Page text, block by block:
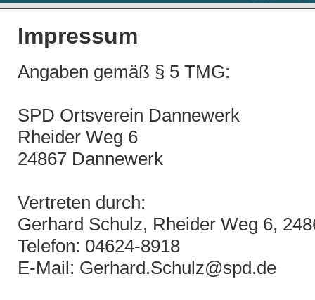
Impressum
Angaben gemäß § 5 TMG:
SPD Ortsverein Dannewerk
Rheider Weg 6
24867 Dannewerk
Vertreten durch:
Gerhard Schulz, Rheider Weg 6,
Telefon: 04624-8918
E-Mail: Gerhard.Schulz@spd.de